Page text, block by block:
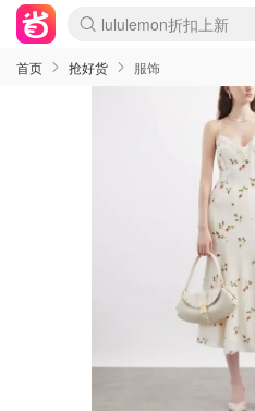
SSENSE年中3折
FreshBeauty好价汇总
Cettire降价+叠9折
WWS Coles超市实拍
viagogo二手票捡漏
Myer超级周末1折
The Outnet奢牌1折起
David Jones 3折起
Flannels大牌1折
Perfumes Club护肤1折
AMIRO返校季6.2折
Amazon折扣汇总
eToro入金$200送$50
Amazon数码好物
ICONIC本周7.5折
ThedoubleF高奢地板价
Moose Knuckles 6折
丝芙兰5折起
EUFY官网3.7折起
Selenichast首饰2折
Trip机票酒店促销
YSL送5件彩妆礼
Amazon家居好物
Amazon美妆护肤
雅漾大喷$8
过敏原检测盒$33
伊索独家赠50ml沐浴露
科颜氏清仓3折
SEALIFE海洋馆门票6折
丝塔芙大白罐$16
订阅Newsletter送香薰
Cult Beauty 6.8折
Harrods圣诞日历2.3折
LN-CC奢牌私促3折
d'Alba空姐喷雾$16
EVE LOM套装逆天2折
Bernardelli独家4折
Adore Beauty 6折起
CT圣诞日历
Mytheresa奢品2.7折
Luxury Escapes 9折
Currentbody美容仪9折
MOON Garden Live
Roborock扫地机3.7折
Tingo Life水杯$24
Valentino官网5折
CR洗发护发6.3折
修丽可套装7.4折
Myer彩妆2件7折
GANNI官网4.5折
Stylevana韩妆4折
Tessabit高奢8.5折
OGX洗护4折
Amazon阿德莱德次日达
卡诗8.5折+赠礼
Philips Hue灯具8折
首页 抢好货 服饰